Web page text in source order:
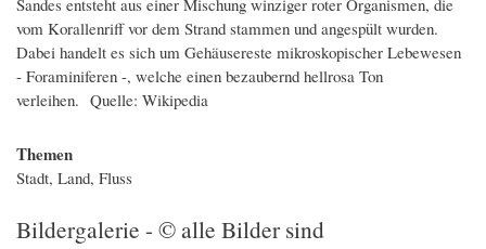
Sandes entsteht aus einer Mischung winziger roter Organismen, die
vom Korallenriff vor dem Strand stammen und angespült wurden.
Dabei handelt es sich um Gehäusereste mikroskopischer Lebewesen
- Foraminiferen -, welche einen bezaubernd hellrosa Ton
verleihen. Quelle: Wikipedia
Themen
Stadt, Land, Fluss
Bildergalerie - © alle Bilder sind